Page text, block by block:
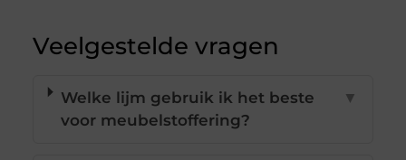
Veelgestelde vragen
Welke lijm gebruik ik het beste
voor meubelstoffering?
▼